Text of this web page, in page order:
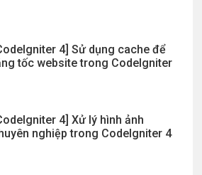
4] Sử dụng cache để
tốc website trong CodeIgniter
4] Xử lý hình ảnh
nghiệp trong CodeIgniter 4